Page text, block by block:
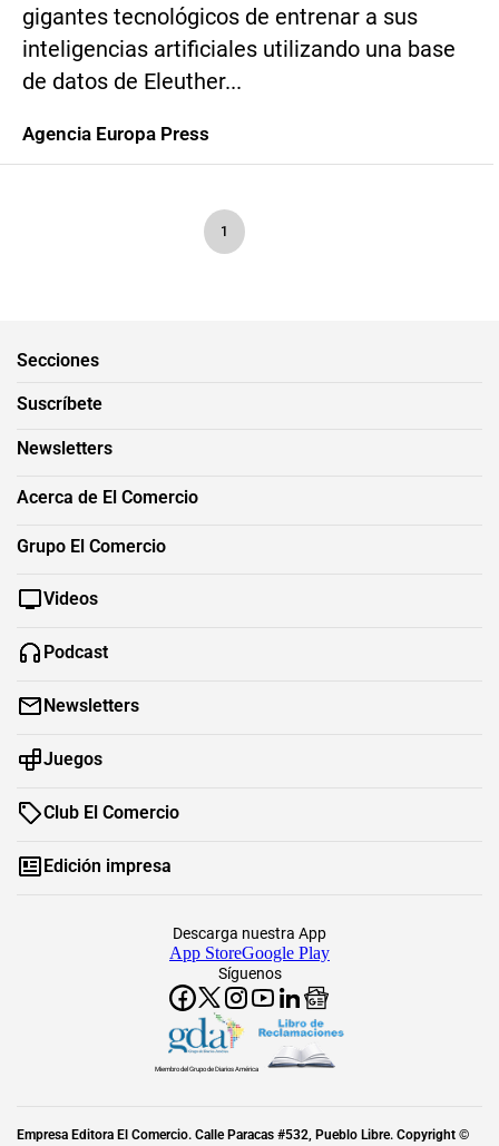
gigantes tecnológicos de entrenar a sus
inteligencias artificiales utilizando una base
de datos de Eleuther...
Agencia Europa Press
1
Secciones
Suscríbete
Newsletters
Acerca de El Comercio
Grupo El Comercio
Videos
Podcast
Newsletters
Juegos
Club El Comercio
Edición impresa
Síguenos
Descarga nuestra App
App StoreGoogle Play
Miembro del Grupo de Diarios América
Empresa Editora El Comercio. Calle Paracas #532, Pueblo Libre. Copyright ©